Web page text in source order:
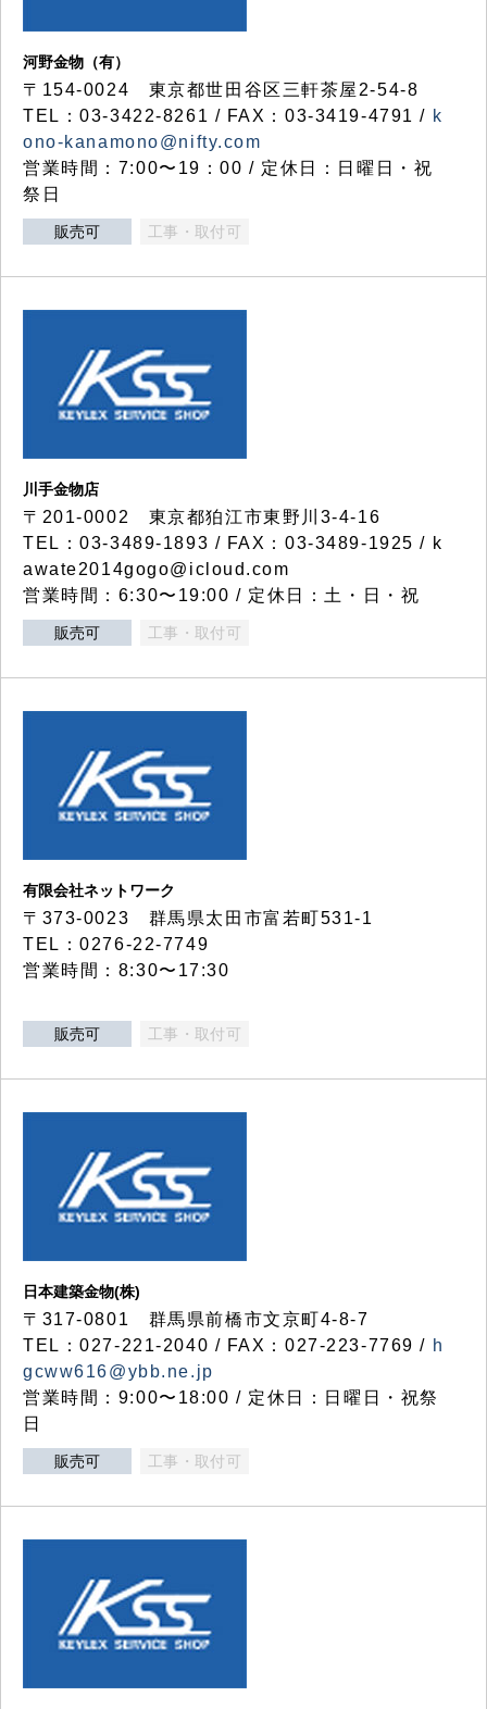
河野金物（有）
〒154-0024 東京都世田谷区三軒茶屋2-54-8
TEL：03-3422-8261 / FAX：03-3419-4791 / k
ono-kanamono@nifty.com
営業時間：7:00〜19：00 / 定休日：日曜日・祝
祭日
販売可 工事・取付可
川手金物店
〒201-0002 東京都狛江市東野川3-4-16
TEL：03-3489-1893 / FAX：03-3489-1925 / k
awate2014gogo@icloud.com
営業時間：6:30〜19:00 / 定休日：土・日・祝
販売可 工事・取付可
有限会社ネットワーク
〒373-0023 群馬県太田市富若町531-1
TEL：0276-22-7749
営業時間：8:30〜17:30
販売可 工事・取付可
日本建築金物(株)
〒317‐0801 群馬県前橋市文京町4-8-7
TEL：027-221-2040 / FAX：027-223-7769 / h
gcww616@ybb.ne.jp
営業時間：9:00〜18:00 / 定休日：日曜日・祝祭
日
販売可 工事・取付可